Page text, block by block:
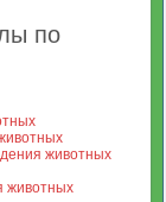
по
животных
животных